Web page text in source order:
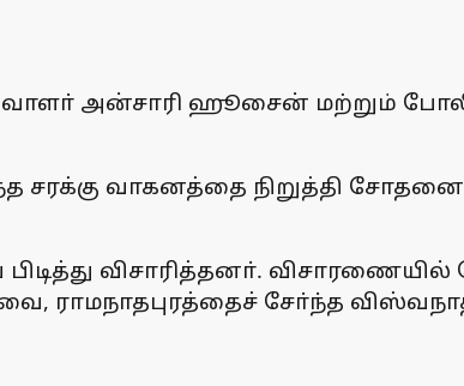
அன்சாரி ஹூசைன் மற்றும்
சரக்கு வாகனத்தை நிறுத்தி
விசாரித்தனா்.
சோ்ந்த